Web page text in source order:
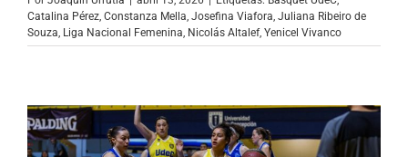
Catalina Pérez Constanza Mella Josefina Viafora Juliana Ribeiro de
Souza Liga Nacional Femenina Nicolás Altalef, Yenicel Vivanco